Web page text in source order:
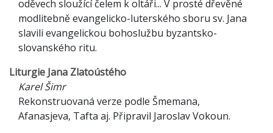
oděvech sloužící čelem k oltáři... V prosté dřevěné
modlitebně evangelicko-luterského sboru sv. Jana
slavili evangelickou bohoslužbu byzantsko-
slovanského ritu.
Liturgie Jana Zlatoústého
Karel Šimr
Rekonstruovaná verze podle Šmemana,
Afanasjeva, Tafta aj. Připravil Jaroslav Vokoun.